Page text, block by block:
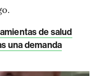
de salud
una demanda